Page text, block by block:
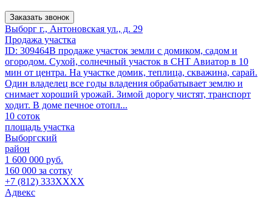
Заказать звонок
Выборг г., Антоновская ул., д. 29
Продажа участка
ID: 309464В продаже участок земли с домиком, садом и
огородом. Сухой, солнечный участок в СНТ Авиатор в 10
мин от центра. На участке домик, теплица, скважина, сарай.
Один владелец все годы владения обрабатывает землю и
снимает хороший урожай. Зимой дорогу чистят, транспорт
ходит. В доме печное отопл...
10 соток
площадь участка
Выборгский
район
1 600 000 руб.
160 000 за сотку
+7 (812) 333XXXX
Адвекс